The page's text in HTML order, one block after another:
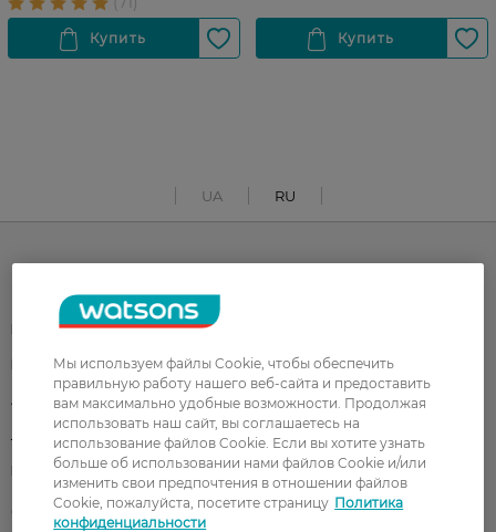
UA RU
Каталог
Корейская косметика
Парфюмерия Здоровье
Акции Макияж
Лицо Тело
Подарки Детям
Волосы
Мы используем файлы Cookie, чтобы обеспечить
правильную работу нашего веб-сайта и предоставить
вам максимально удобные возможности. Продолжая
использовать наш сайт, вы соглашаетесь на
использование файлов Cookie. Если вы хотите узнать
больше об использовании нами файлов Cookie и/или
изменить свои предпочтения в отношении файлов
Cookie, пожалуйста, посетите страницу Политика
конфиденциальности